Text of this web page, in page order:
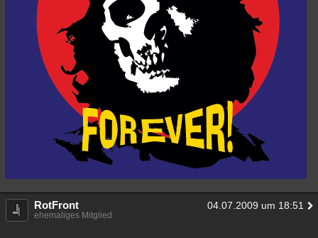
RotFront 04.07.2009 um 18:51
ehemaliges Mitglied